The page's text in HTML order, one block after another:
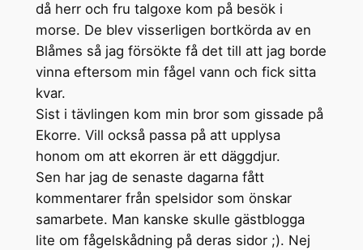
då herr och fru talgoxe kom på besök i
morse. De blev visserligen bortkörda av en
Blåmes så jag försökte få det till att jag borde
vinna eftersom min fågel vann och fick sitta
kvar.
Sist i tävlingen kom min bror som gissade på
Ekorre. Vill också passa på att upplysa
honom om att ekorren är ett däggdjur.
Sen har jag de senaste dagarna fått
kommentarer från spelsidor som önskar
samarbete. Man kanske skulle gästblogga
lite om fågelskådning på deras sidor ;). Nej